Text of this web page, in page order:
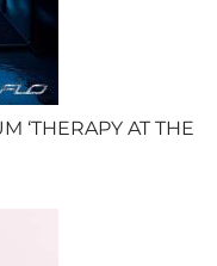
‘THERAPY AT THE